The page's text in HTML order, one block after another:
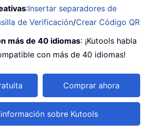
:Insertar separadores de
de Verificación/Crear Código QR
más de 40 idiomas: ¡Kutools habla
con más de 40 idiomas!
Comprar ahora
sobre Kutools